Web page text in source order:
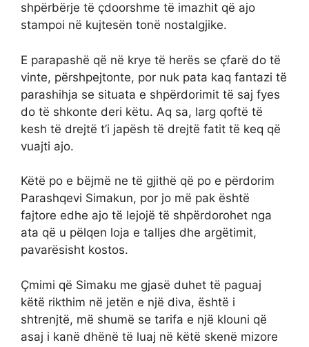
shpërbërje të çdoorshme të imazhit që ajo
stampoi në kujtesën tonë nostalgjike.
E parapashë që në krye të herës se çfarë do të
vinte, përshpejtonte, por nuk pata kaq fantazi të
parashihja se situata e shpërdorimit të saj fyes
do të shkonte deri këtu. Aq sa, larg qoftë të
kesh të drejtë t’i japësh të drejtë fatit të keq që
vuajti ajo.
Këtë po e bëjmë ne të gjithë që po e përdorim
Parashqevi Simakun, por jo më pak është
fajtore edhe ajo të lejojë të shpërdorohet nga
ata që u pëlqen loja e talljes dhe argëtimit,
pavarësisht kostos.
Çmimi që Simaku me gjasë duhet të paguaj
këtë rikthim në jetën e një diva, është i
shtrenjtë, më shumë se tarifa e një klouni që
asaj i kanë dhënë të luaj në këtë skenë mizore